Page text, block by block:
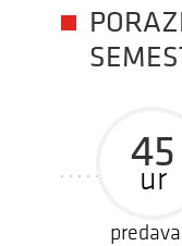
45
ur